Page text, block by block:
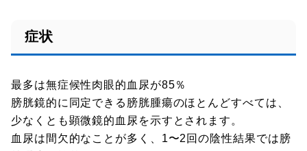
症状
最多は無症候性肉眼的血尿が85％
膀胱鏡的に同定できる膀胱腫瘍のほとんどすべては、
少なくとも顕微鏡的血尿を示すとされます。
血尿は間欠的なことが多く、1〜2回の陰性結果では膀